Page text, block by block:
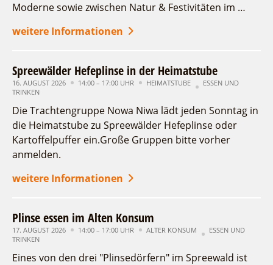
Moderne sowie zwischen Natur & Festivitäten im …
weitere Informationen
Spreewälder Hefeplinse in der Heimatstube
16. AUGUST 2026 14:00 – 17:00 UHR HEIMATSTUBE
ESSEN UND
TRINKEN
Die Trachtengruppe Nowa Niwa lädt jeden Sonntag in
die Heimatstube zu Spreewälder Hefeplinse oder
Kartoffelpuffer ein.Große Gruppen bitte vorher
anmelden.
weitere Informationen
Plinse essen im Alten Konsum
17. AUGUST 2026 14:00 – 17:00 UHR ALTER KONSUM
ESSEN UND
TRINKEN
Eines von den drei "Plinsedörfern" im Spreewald ist